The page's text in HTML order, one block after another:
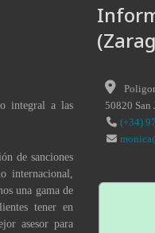
integral a las
de sanciones
internacional,
una gama de
tener en
asesor para
50820 San
(+34)